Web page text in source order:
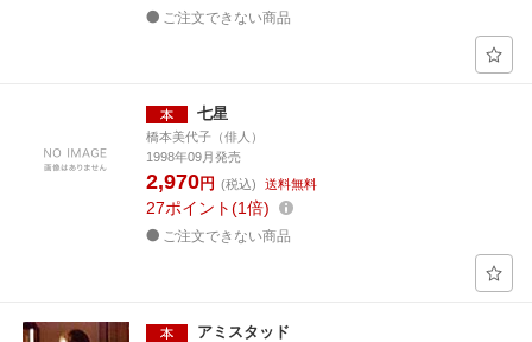
ご注文できない商品
七星
橋本美代子（俳人）
1998年09月発売
2,970円 (税込) 送料無料
27ポイント 1倍
ご注文できない商品
アミスタッド